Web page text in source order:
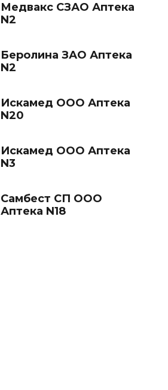
Медвакс СЗАО Аптека
N2
Беролина ЗАО Аптека
N2
Искамед ООО Аптека
N20
Искамед ООО Аптека
N3
Самбест СП ООО
Аптека N18